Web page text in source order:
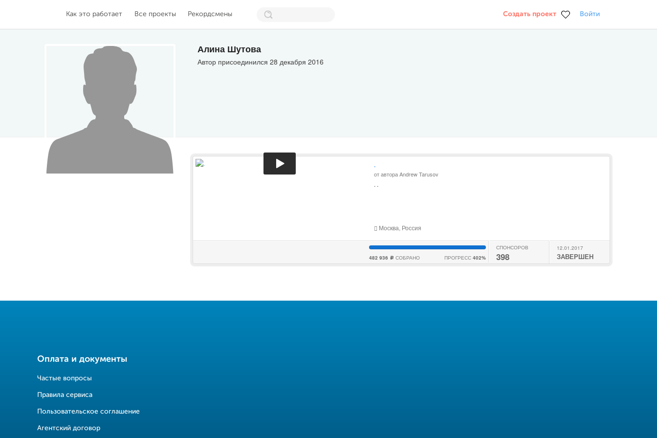
Как это работает Все проекты Рекордсмены Создать проект Войти
Алина Шутова
Автор присоединился 28 декабря 2016
.
от автора Andrew Tarusov
. .
Москва, Россия
482 936 c СОБРАНО ПРОГРЕСС 402%
СПОНСОРОВ
398
12.01.2017
ЗАВЕРШЕН
Оплата и документы
Частые вопросы
Правила сервиса
Пользовательское соглашение
Агентский договор